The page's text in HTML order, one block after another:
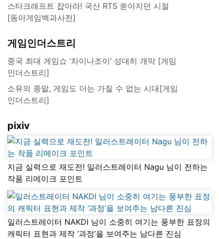
스타크래프트 잡아라! 국산 RTS 쏟아지던 시절
[동아게임백과사전]
게임인더스트리
중국 최대 게임쇼 ‘차이나조이’ 성대히 개막 [게임
인더스트리]
소유의 종말, 게임도 더는 가질 수 없는 시대[게임
인더스트리]
pixiv
지금 실력으로 재도전! 일러스트레이터 Nagu 님이 전하는
작품 리메이크 포인트
일러스트레이터 NAKDI 님이 소중히 여기는 풍부한 표정의
캐릭터 표현과 제작 ‘과정’을 보여주는 남다른 진심